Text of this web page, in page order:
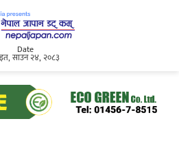
Date
साउन २४, २०८३